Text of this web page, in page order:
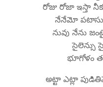
రోజు రోజా ఇస్తా
నేనేమో
నువు నేను
సైలెన్సు
భూగోళం
అట్టా ఎట్లా